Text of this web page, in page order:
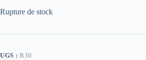
Rupture de stock
UGS : R30